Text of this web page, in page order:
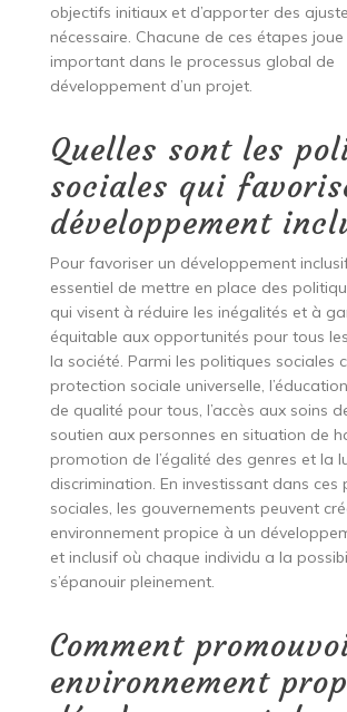
objectifs initiaux et d’apporter des
nécessaire. Chacune de ces étapes
important dans le processus global de
développement d’un projet.
Quelles sont les
sociales qui
développement
Pour favoriser un développement
essentiel de mettre en place des
qui visent à réduire les inégalités et à
équitable aux opportunités pour tous
la société. Parmi les politiques sociales
protection sociale universelle,
de qualité pour tous, l’accès aux soins
soutien aux personnes en situation de
promotion de l’égalité des genres et la
discrimination. En investissant dans ces
sociales, les gouvernements peuvent
environnement propice à un
et inclusif où chaque individu a la
s’épanouir pleinement.
Comment
environnement